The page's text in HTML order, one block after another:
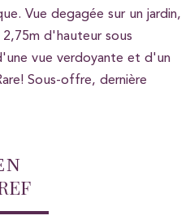
Vue degagée sur un jardin,
2,75m d'hauteur sous
vue verdoyante et d'un
Sous-offre, dernière